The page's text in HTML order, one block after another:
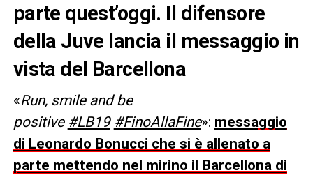
parte quest’oggi. Il difensore
della Juve lancia il messaggio in
vista del Barcellona
«Run, smile and be
positive #LB19 #FinoAllaFine»: messaggio
di Leonardo Bonucci che si è allenato a
parte mettendo nel mirino il Barcellona di